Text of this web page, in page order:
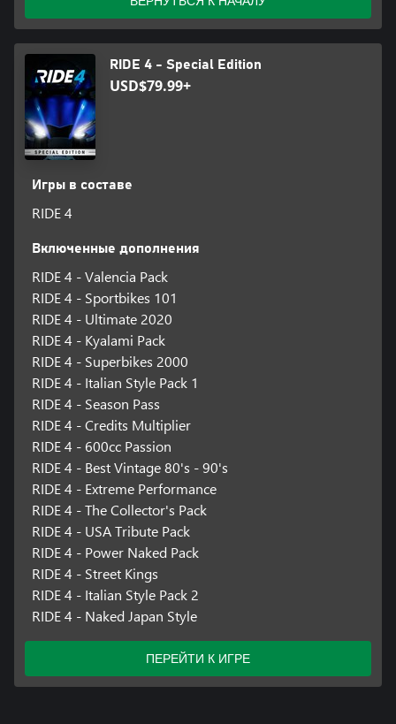
СЕТЕВЫЕ СОРЕВНОВАНИЯ
многопользовательскими заездами без тормозов благодаря
нашим выделенным серверам.
Владельцы версии игры для Xbox One не смогут играть по сети с
владельцами версии для Xbox Series X|S.
RIDE 4 - Special Edition
USD$79.99+
Игры в составе
RIDE 4
Включенные дополнения
RIDE 4 - Valencia Pack
RIDE 4 - Sportbikes 101
RIDE 4 - Ultimate 2020
RIDE 4 - Kyalami Pack
RIDE 4 - Superbikes 2000
RIDE 4 - Italian Style Pack 1
RIDE 4 - Season Pass
RIDE 4 - Credits Multiplier
RIDE 4 - 600cc Passion
RIDE 4 - Best Vintage 80's - 90's
RIDE 4 - Extreme Performance
RIDE 4 - The Collector's Pack
RIDE 4 - USA Tribute Pack
RIDE 4 - Power Naked Pack
RIDE 4 - Street Kings
RIDE 4 - Italian Style Pack 2
RIDE 4 - Naked Japan Style
ПЕРЕЙТИ К ИГРЕ